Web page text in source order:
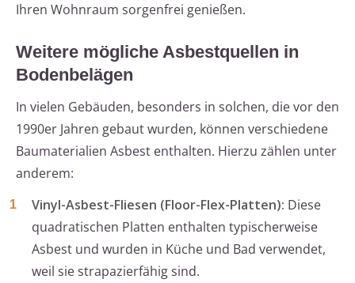
Ihren Wohnraum sorgenfrei genießen.
Weitere mögliche Asbestquellen in
Bodenbelägen
In vielen Gebäuden, besonders in solchen, die vor den
1990er Jahren gebaut wurden, können verschiedene
Baumaterialien Asbest enthalten. Hierzu zählen unter
anderem:
Vinyl-Asbest-Fliesen (Floor-Flex-Platten): Diese
quadratischen Platten enthalten typischerweise
Asbest und wurden in Küche und Bad verwendet,
weil sie strapazierfähig sind.